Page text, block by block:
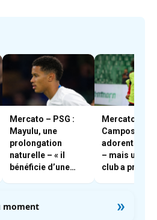
Mercato – PSG :
Mayulu, une
prolongation
naturelle – « il
bénéficie d’une
Mercato –
Campos et
adorent
– mais un
club a pris les
moment »